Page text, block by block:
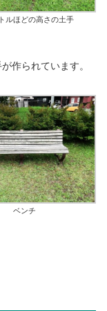
ルほどの高さの土手
作られています。
ベンチ